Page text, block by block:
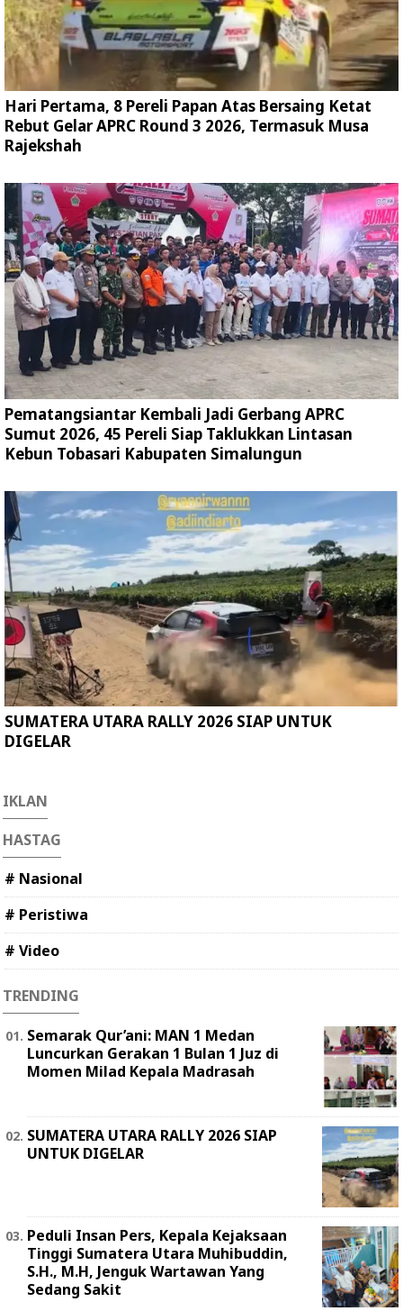
Hari Pertama, 8 Pereli Papan Atas Bersaing Ketat
Rebut Gelar APRC Round 3 2026, Termasuk Musa
Rajekshah
Pematangsiantar Kembali Jadi Gerbang APRC
Sumut 2026, 45 Pereli Siap Taklukkan Lintasan
Kebun Tobasari Kabupaten Simalungun
SUMATERA UTARA RALLY 2026 SIAP UNTUK
DIGELAR
IKLAN
HASTAG
# Nasional
# Peristiwa
# Video
TRENDING
Semarak Qur’ani: MAN 1 Medan
Luncurkan Gerakan 1 Bulan 1 Juz di
Momen Milad Kepala Madrasah
SUMATERA UTARA RALLY 2026 SIAP
UNTUK DIGELAR
Peduli Insan Pers, Kepala Kejaksaan
Tinggi Sumatera Utara Muhibuddin,
S.H., M.H, Jenguk Wartawan Yang
Sedang Sakit